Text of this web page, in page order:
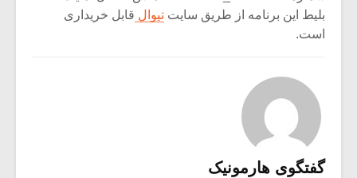
بلیط این برنامه از طریق سایت تیوال قابل خریداری
است.
گفتگوی هارمونیک